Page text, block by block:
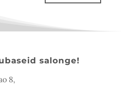
salonge!
8,